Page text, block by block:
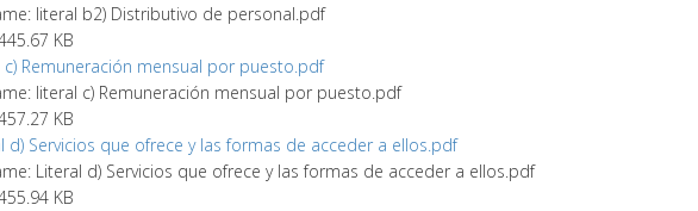
literal b2) Distributivo de personal.pdf
KB
c) Remuneración mensual por puesto.pdf
literal c) Remuneración mensual por puesto.pdf
KB
d) Servicios que ofrece y las formas de acceder a ellos.pdf
Literal d) Servicios que ofrece y las formas de acceder a ellos.pdf
KB